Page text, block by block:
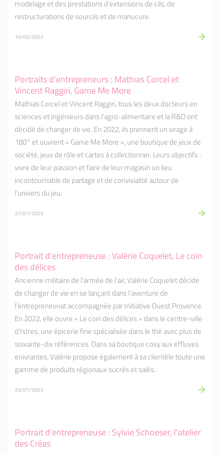
modelage et des prestations d’extensions de cils, de
restructurations de sourcils et de manucure.
10/02/2023
Portraits d'entrepreneurs : Mathias Corcel et
Vincent Raggiri, Game Me More
Mathias Corcel et Vincent Raggiri, tous les deux docteurs en
sciences et ingénieurs dans l’agro-alimentaire et la R&D ont
décidé de changer de vie. En 2022, ils prennent un virage à
180° et ouvrent « Game Me More », une boutique de jeux de
société, jeux de rôle et cartes à collectionner. Leurs objectifs :
vivre de leur passion et faire de leur magasin un lieu
incontournable de partage et de convivialité autour de
l’univers du jeu.
27/01/2023
Portrait d'entrepreneuse : Valérie Coquelet, Le coin
des délices
Ancienne militaire de l’armée de l’air, Valérie Coquelet décide
de changer de vie en se lançant dans l’aventure de
l’entrepreneuriat accompagnée par Initiative Ouest Provence.
En 2022, elle ouvre « Le coin des délices » dans le centre-ville
d’Istres, une épicerie fine spécialisée dans le thé avec plus de
soixante-dix références. Dans sa boutique cosy aux effluves
enivrantes, Valérie propose également à sa clientèle toute une
gamme de produits régionaux sucrés et salés.
25/01/2023
Portrait d'entrepreneuse : Sylvie Schoeser, l'atelier
des Créas